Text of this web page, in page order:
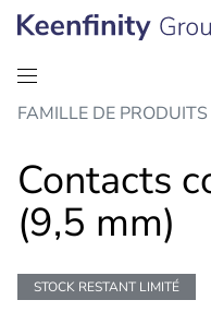
Passer
contenu
Passer
navigation
FAMILLE DE PRODUITS
Contacts
(9,5 mm)
STOCK RESTANT LIMITÉ